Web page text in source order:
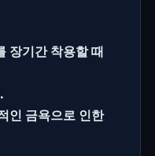
장기간 착용할 때
인 금욕으로 인한